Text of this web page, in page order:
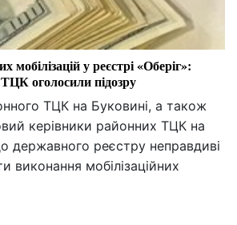
мобілізацій у реєстрі «Оберіг»:
оголосили підозру
ТЦК на Буковині, а також
керівники районних ТЦК на
державного реєстру неправдиві
виконання мобілізаційних